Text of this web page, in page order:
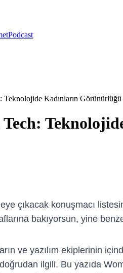
Podcast
Teknolojide Kadınların Görünürlüğü
çıkacak konuşmacı
bakıyorsun, yine
ve yazılım ekiplerinin
ilgili. Bu yazıda